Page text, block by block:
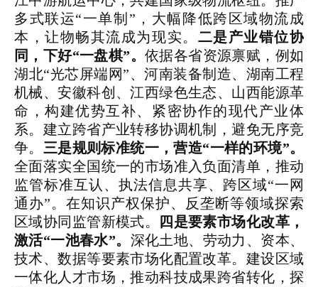
多式联运“一单制”，大幅降低跨区域物流成
本，让物畅其流成为现实。 二是产业错位协
同，下好“一盘棋”。 依据各省资源禀赋，例如
湖北“光芯屏端网”、河南装备制造、湖南工程
机械、安徽科创、江西绿色生态、山西能源革
命，构建优势互补、紧密协作的现代产业体
系。建立跨省产业转移协调机制，避免无序竞
争。 三是规则标准统一，营造“一样的环境”。
全面落实全国统一的市场准入负面清单，推动
监管标准互认、执法信息共享、跨区域“一网
通办”。在知识产权保护、反垄断等领域探索
区域协同监管新模式。
四是要素市场化改革，
激活“一池春水”。 深化土地、劳动力、资本、
技术、数据等要素市场化配置改革。建设区域
一体化人才市场，推动科技成果跨省转化，探